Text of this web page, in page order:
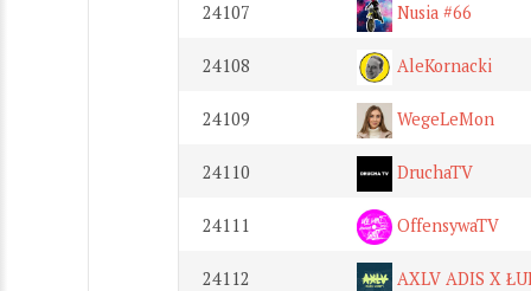
24107 Nusia #66
24108 AleKornacki
24109 WegeLeMon
24110 DruchaTV
24111 OffensywaTV
24112 AXLV ADIS X